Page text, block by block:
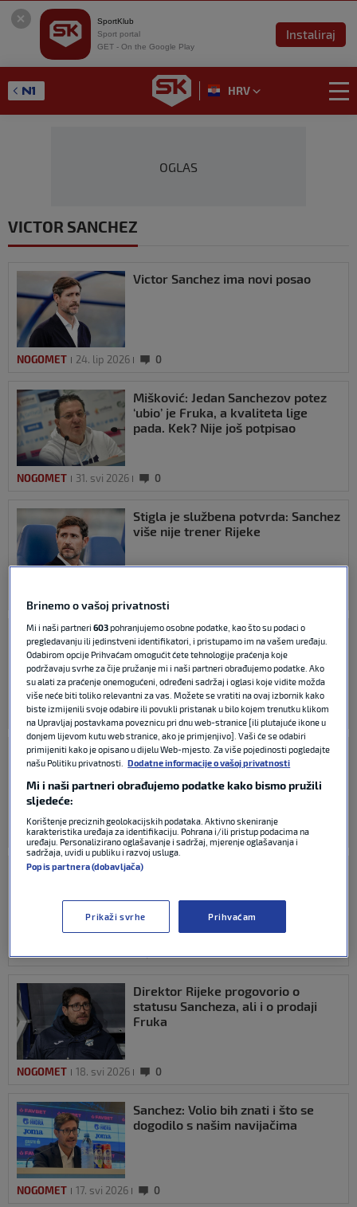
SportKlub
Sport portal
GET - On the Google Play
Instaliraj
HRV
OGLAS
VICTOR SANCHEZ
Victor Sanchez ima novi posao
NOGOMET 24. lip 2026 0
Mišković: Jedan Sanchezov potez
‘ubio’ je Fruka, a kvaliteta lige
pada. Kek? Nije još potpisao
NOGOMET 31. svi 2026 0
Stigla je službena potvrda: Sanchez
više nije trener Rijeke
Sanchez odlazi iz Rijeke, a vraća se
Matjaž Kek!
NOGOMET 23. svi 2026 0
Sancheza naljutilo jedno pitanje:
‘Vrlo ste nepravedni prema
rezultatima koje smo ostvarili…’
NOGOMET 22. svi 2026 0
Sanchez otkrio: ‘Kad sam došao u
Hajduk mora pobijediti’
Direktor Rijeke progovorio o
statusu Sancheza, ali i o prodaji
Fruka
NOGOMET 18. svi 2026 0
Sanchez: Volio bih znati i što se
dogodilo s našim navijačima
NOGOMET 17. svi 2026 0
Brinemo o vašoj privatnosti
Mi i naši partneri603pohranjujemo osobne podatke, kao što su podaci o
pregledavanju ili jedinstveni identifikatori, i pristupamo im na vašem uređaju.
Odabirom opcije Prihvaćam omogućit ćete tehnologije praćenja koje
podržavaju svrhe za čije pružanje mi i naši partneri obrađujemo podatke. Ako
su alati za praćenje onemogućeni, određeni sadržaj i oglasi koje vidite možda
više neće biti toliko relevantni za vas. Možete se vratiti na ovaj izbornik kako
biste izmijenili svoje odabire ili povukli pristanak u bilo kojem trenutku klikom
na Upravljaj postavkama poveznicu pri dnu web-stranice [ili plutajuće ikone u
donjem lijevom kutu web stranice, ako je primjenjivo]. Vaši će se odabiri
primijeniti kako je opisano u dijelu Web-mjesto. Za više pojedinosti pogledajte
našu Politiku privatnosti.
Dodatne informacije o vašoj privatnosti
Mi i naši partneri obrađujemo podatke kako bismo pružili
sljedeće:
Korištenje preciznih geolokacijskih podataka. Aktivno skeniranje
karakteristika uređaja za identifikaciju. Pohrana i/ili pristup podacima na
uređaju. Personalizirano oglašavanje i sadržaj, mjerenje oglašavanja i
sadržaja, uvidi u publiku i razvoj usluga.
Popis partnera (dobavljača)
Prikaži svrhe Prihvaćam